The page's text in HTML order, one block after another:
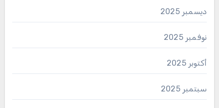
ديسمبر 2025
نوفمبر 2025
أكتوبر 2025
سبتمبر 2025